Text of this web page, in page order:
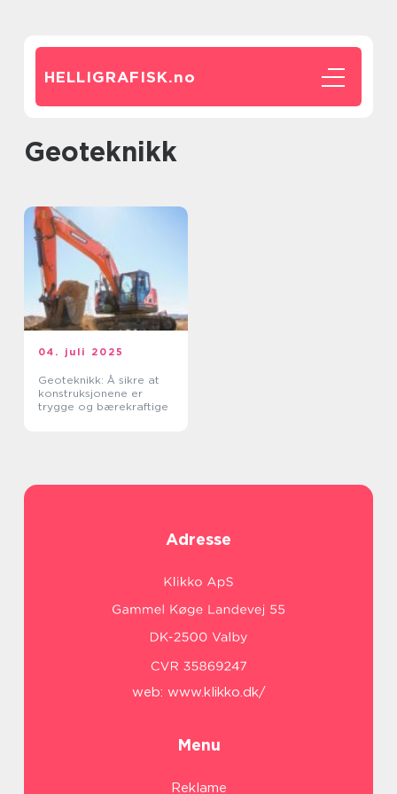
HELLIGRAFISK.no
Geoteknikk
04. juli 2025
Geoteknikk: Å sikre at
konstruksjonene er
trygge og bærekraftige
Adresse
web: www.klikko.dk/
Menu
Reklame